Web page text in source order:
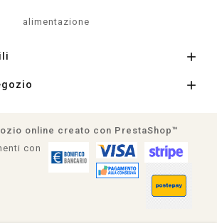
alimentazione


online creato con PrestaShop™
con